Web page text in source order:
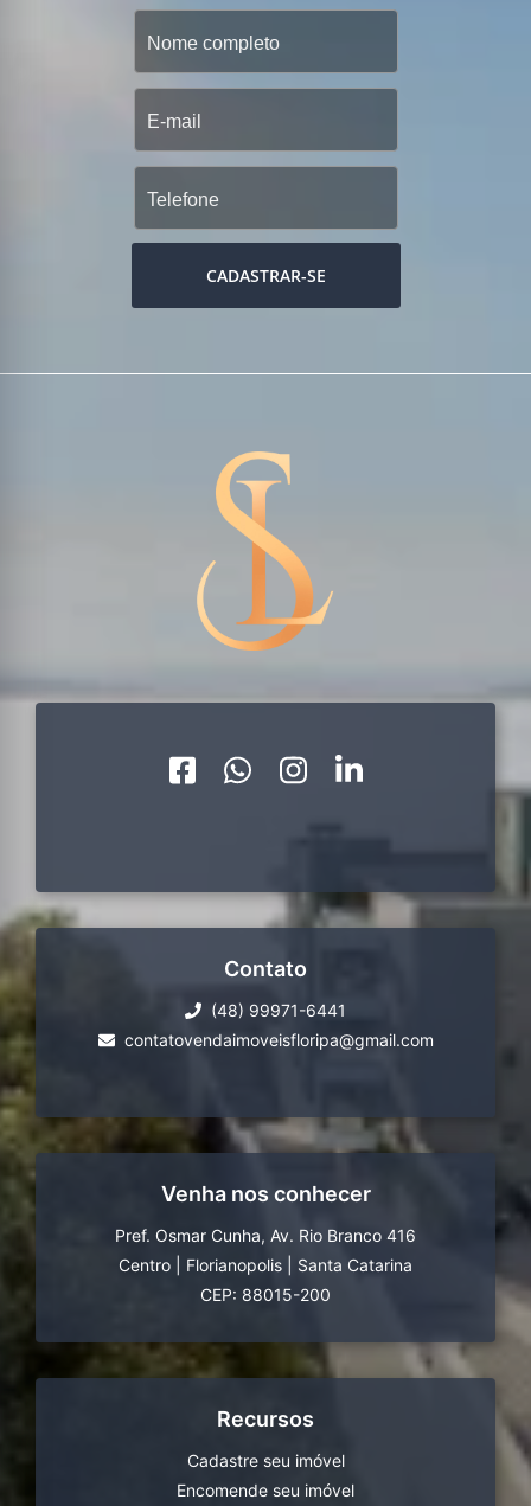
CADASTRAR-SE
Contato
(48) 99971-6441
contatovendaimoveisfloripa@gmail.com
Venha nos conhecer
Pref. Osmar Cunha, Av. Rio Branco 416
Centro
Florianopolis
Santa Catarina
CEP: 88015-200
Recursos
Cadastre seu imóvel
Encomende seu imóvel